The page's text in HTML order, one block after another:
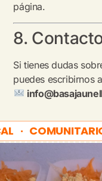
página.
8.
Si tienes dudas
puedes escribirnos
·